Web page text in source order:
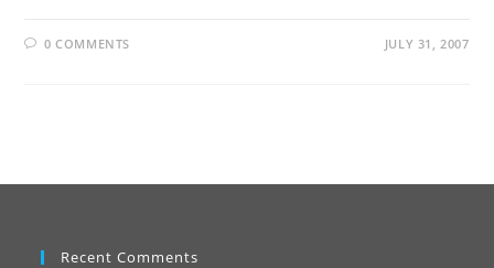
0 COMMENTS JULY 31, 2007
Recent Comments